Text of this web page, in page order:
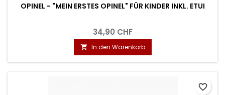
OPINEL - "MEIN ERSTES OPINEL" FÜR KINDER INKL. ETUI
34,90 CHF
 In den Warenkorb
favorite_border